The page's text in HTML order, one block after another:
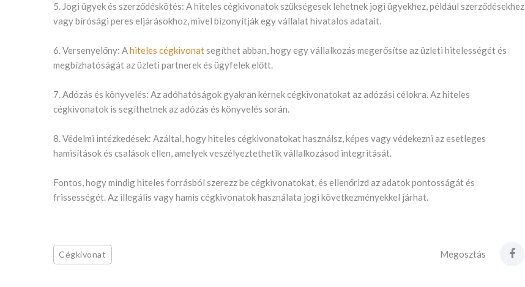
5. Jogi ügyek és szerződéskötés: A hiteles cégkivonatok szükségesek lehetnek jogi ügyekhez, például szerződésekhez
vagy bírósági peres eljárásokhoz, mivel bizonyítják egy vállalat hivatalos adatait.
6. Versenyelőny: Ahiteles cégkivonatsegíthet abban, hogy egy vállalkozás megerősítse az üzleti hitelességét és
megbízhatóságát az üzleti partnerek és ügyfelek előtt.
7. Adózás és könyvelés: Az adóhatóságok gyakran kérnek cégkivonatokat az adózási célokra. Az hiteles
cégkivonatok is segíthetnek az adózás és könyvelés során.
8. Védelmi intézkedések: Azáltal, hogy hiteles cégkivonatokat használsz, képes vagy védekezni az esetleges
hamisítások és csalások ellen, amelyek veszélyeztethetik vállalkozásod integritását.
Fontos, hogy mindig hiteles forrásból szerezz be cégkivonatokat, és ellenőrizd az adatok pontosságát és
frissességét. Az illegális vagy hamis cégkivonatok használata jogi következményekkel járhat.
Cégkivonat Megosztás